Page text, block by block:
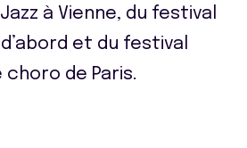
à Vienne, du festival
et du festival
de Paris.